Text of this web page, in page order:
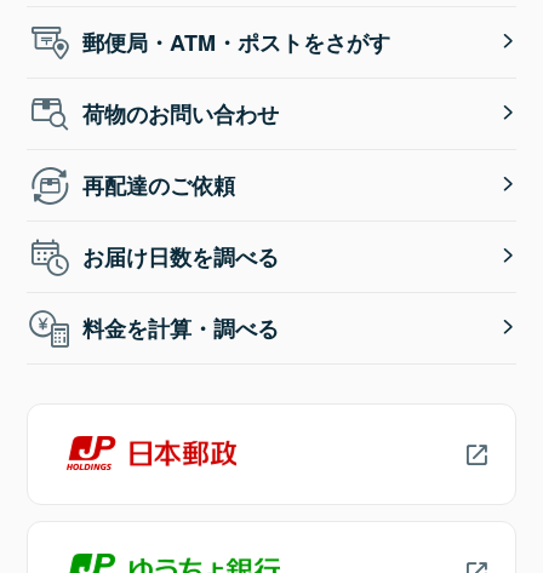
郵便局・ATM・ポストをさがす
荷物のお問い合わせ
再配達のご依頼
お届け日数を調べる
料金を計算・調べる